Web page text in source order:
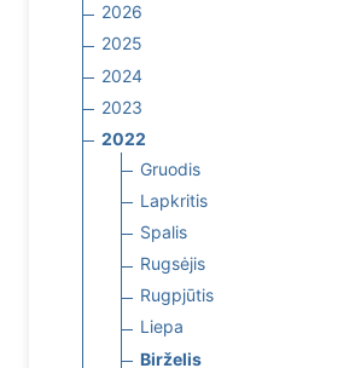
2026
2025
2024
2023
2022
Gruodis
Lapkritis
Spalis
Rugsėjis
Rugpjūtis
Liepa
Birželis